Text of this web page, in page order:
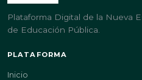
Plataforma Digital de la Nueva
de Educación Pública.
PLATAFORMA
Inicio